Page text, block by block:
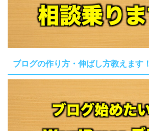
ブログの作り方・伸ばし方教えます！